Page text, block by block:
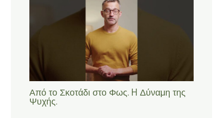
Από το Σκοτάδι στο Φως. H Δύναμη της
Ψυχής.